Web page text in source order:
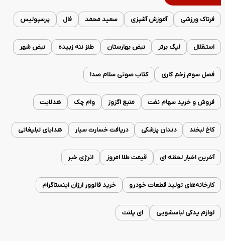
فرتاک ورزشی آموزش آشپزی سعید محمد فال پرسپولیس
استقلال لیگ برتر نبض بهارستان طنز ننه زبیده نبض شهر
فصل سوم زخم کاری کتاب صوتی سلام صدا
فروش و خرید سهام نفت منبع اگزوز وام چک هدلایت
کاخ لبخند دندان پزشکی دریافت خسارت سیار هدایای تبلیغاتی
آخرین اخبار لحظه ای قیمت طلا امروز انرژی خبر
کارخانه‌های تولید قطعات خودرو خرید فالوور ارزان اینستاگرام
لوازم یدکی لباسشویی ای پلنت